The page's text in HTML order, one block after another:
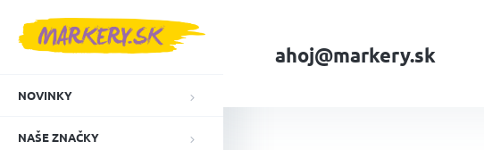
ahoj@markery.sk
NOVINKY
NAŠE ZNAČKY